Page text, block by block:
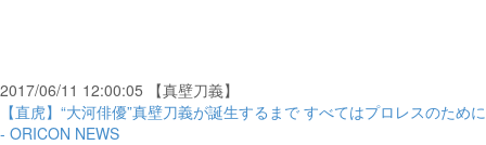
2017/06/11 12:00:05 【真壁刀義】
【直虎】“大河俳優”真壁刀義が誕生するまで すべてはプロレスのために
- ORICON NEWS